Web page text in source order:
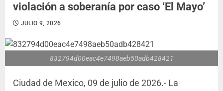
violación a soberanía por caso ‘El Mayo’
JULIO 9, 2026
832794d00eac4e7498aeb50adb428421
Ciudad de Mexico, 09 de julio de 2026.- La